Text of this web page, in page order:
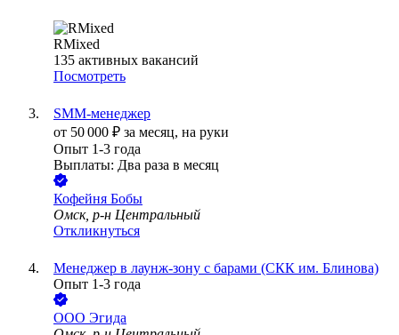
RMixed
135 активных вакансий
Посмотреть
SMM-менеджер
от 50 000 ₽ за месяц, на руки
Опыт 1-3 года
Выплаты: Два раза в месяц
Кофейня Бобы
Омск, р-н Центральный
Откликнуться
Менеджер в лаунж-зону с барами (СКК им. Блинова)
Опыт 1-3 года
ООО Эгида